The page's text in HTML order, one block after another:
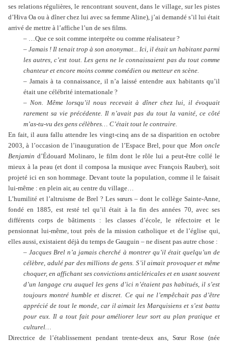
ses relations régulières, le rencontrant souvent, dans le village, sur les pistes
d’Hiva Oa ou à dîner chez lui avec sa femme Aline), j’ai demandé s’il lui était
arrivé de mettre à l’affiche l’un de ses films.
– …Que ce soit comme interprète ou comme réalisateur ?
– Jamais ! Il tenait trop à son anonymat... Ici, il était un habitant parmi
les autres, c’est tout. Les gens ne le connaissaient pas du tout comme
chanteur et encore moins comme comédien ou metteur en scène.
– Jamais à ta connaissance, il n’a laissé entendre aux habitants qu’il
était une célébrité internationale ?
– Non. Même lorsqu’il nous recevait à dîner chez lui, il évoquait
rarement sa vie précédente. Il n’avait pas du tout la vanité, ce côté
m’as-tu-vu des gens célèbres… C’était tout le contraire.
En fait, il aura fallu attendre les vingt-cinq ans de sa disparition en octobre
2003, à l’occasion de l’inauguration de l’Espace Brel, pour que Mon oncle
Benjamin d’Édouard Molinaro, le film dont le rôle lui a peut-être collé le
mieux à la peau (et dont il composa la musique avec François Rauber), soit
projeté ici en son hommage. Devant toute la population, comme il le faisait
lui-même : en plein air, au centre du village…
L’humilité et l’altruisme de Brel ? Les sœurs – dont le collège Sainte-Anne,
fondé en 1885, est resté tel qu’il était à la fin des années 70, avec ses
différents corps de bâtiments : les classes d’école, le réfectoire et le
pensionnat lui-même, tout près de la mission catholique et de l’église qui,
elles aussi, existaient déjà du temps de Gauguin – ne disent pas autre chose :
– Jacques Brel n’a jamais cherché à montrer qu’il était quelqu’un de
célèbre, adulé par des millions de gens. S’il aimait provoquer et même
choquer, en affichant ses convictions anticléricales et en usant souvent
d’un langage cru auquel les gens d’ici n’étaient pas habitués, il s’est
toujours montré humble et discret. Ce qui ne l’empêchait pas d’être
apprécié de tout le monde, car il aimait les Marquisiens et s’est battu
pour eux. Il a tout fait pour améliorer leur sort au plan pratique et
culturel…
Directrice de l’établissement pendant trente-deux ans, Sœur Rose (née